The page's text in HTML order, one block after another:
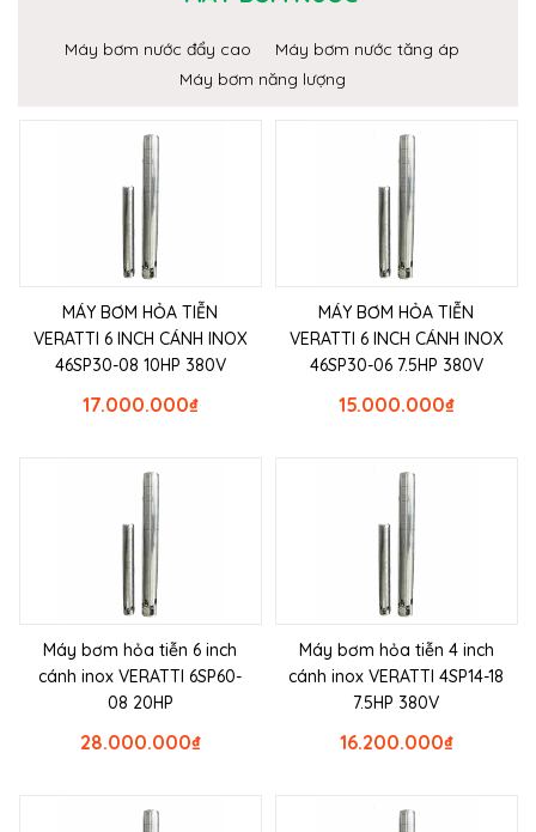
Máy bơm nước đẩy cao
Máy bơm nước tăng áp
Máy bơm năng lượng
MÁY BƠM HỎA TIỄN
VERATTI 6 INCH CÁNH INOX
46SP30-08 10HP 380V
₫
17.000.000
MÁY BƠM HỎA TIỄN
VERATTI 6 INCH CÁNH INOX
46SP30-06 7.5HP 380V
₫
15.000.000
Máy bơm hỏa tiễn 6 inch
cánh inox VERATTI 6SP60-
08 20HP
₫
28.000.000
Máy bơm hỏa tiễn 4 inch
cánh inox VERATTI 4SP14-18
7.5HP 380V
₫
16.200.000